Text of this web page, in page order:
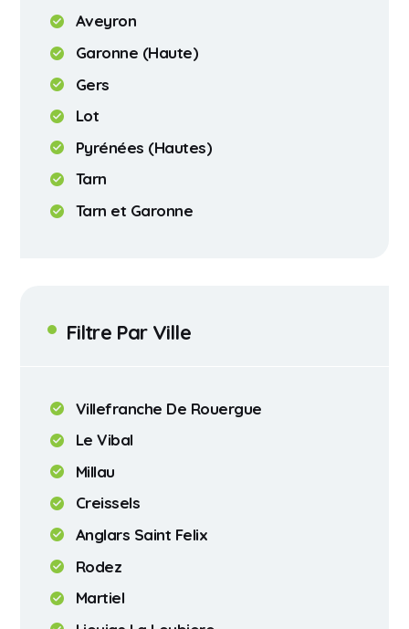
Aveyron
Garonne (Haute)
Gers
Lot
Pyrénées (Hautes)
Tarn
Tarn et Garonne
Filtre Par Ville
Villefranche De Rouergue
Le Vibal
Millau
Creissels
Anglars Saint Felix
Rodez
Martiel